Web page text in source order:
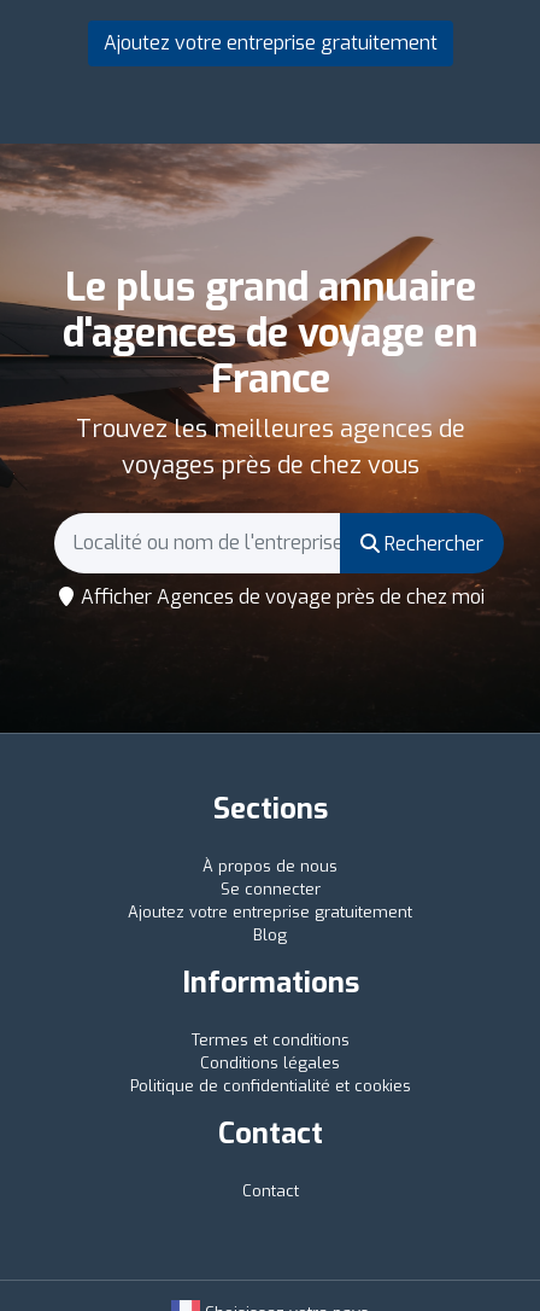
Ajoutez votre entreprise gratuitement
Le plus grand annuaire
d'agences de voyage en
France
Trouvez les meilleures agences de
voyages près de chez vous
Rechercher
Afficher Agences de voyage près de chez moi
Sections
À propos de nous
Se connecter
Ajoutez votre entreprise gratuitement
Blog
Informations
Termes et conditions
Conditions légales
Politique de confidentialité et cookies
Contact
Contact